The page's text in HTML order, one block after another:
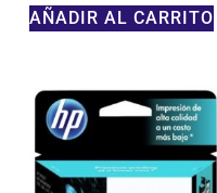
AÑADIR AL CARRITO